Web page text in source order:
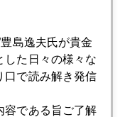
も添付。ここが今
ら待ってましたと
え表層雪崩も起き
島逸夫氏が貴金
した日々の様々な
口で読み解き発信
容である旨ご了解